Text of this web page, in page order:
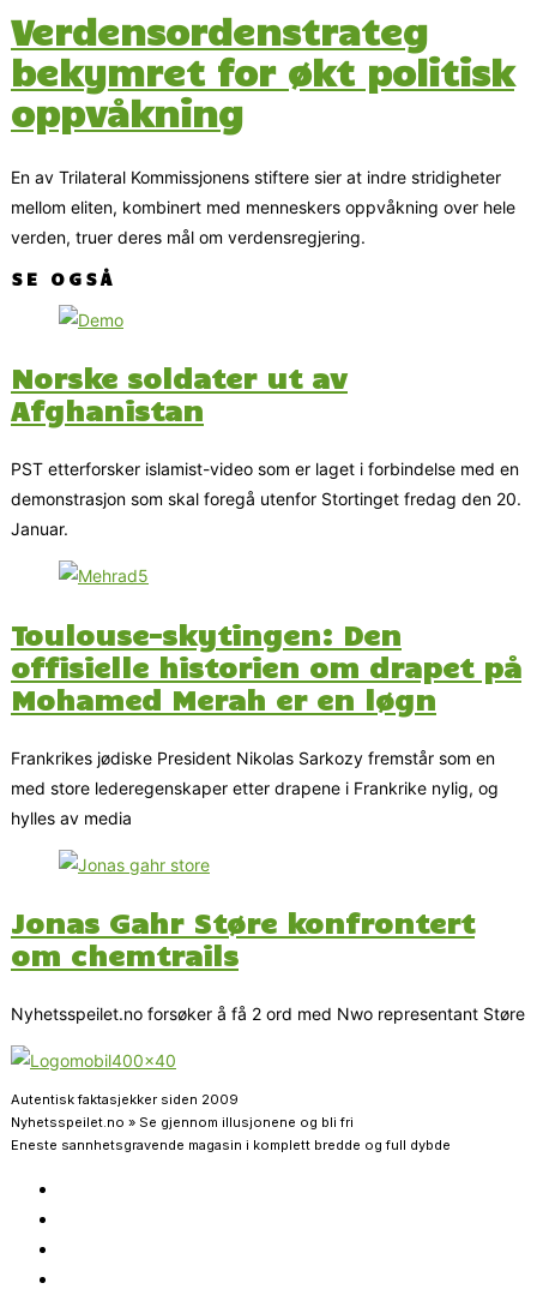
Verdensordenstrateg
bekymret for økt politisk
oppvåkning
En av Trilateral Kommissjonens stiftere sier at indre stridigheter
mellom eliten, kombinert med menneskers oppvåkning over hele
verden, truer deres mål om verdensregjering.
SE OGSÅ
Norske soldater ut av
Afghanistan
PST etterforsker islamist-video som er laget i forbindelse med en
demonstrasjon som skal foregå utenfor Stortinget fredag den 20.
Januar.
Toulouse-skytingen: Den
offisielle historien om drapet på
Mohamed Merah er en løgn
Frankrikes jødiske President Nikolas Sarkozy fremstår som en
med store lederegenskaper etter drapene i Frankrike nylig, og
hylles av media
Jonas Gahr Støre konfrontert
om chemtrails
Nyhetsspeilet.no forsøker å få 2 ord med Nwo representant Støre
Autentisk faktasjekker siden 2009
Nyhetsspeilet.no » Se gjennom illusjonene og bli fri
Eneste sannhetsgravende magasin i komplett bredde og full dybde